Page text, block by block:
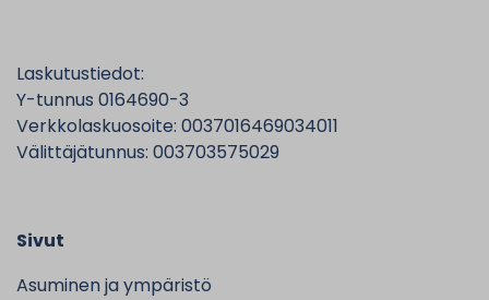
Laskutustiedot:
Y-tunnus 0164690-3
Verkkolaskuosoite: 0037016469034011
Välittäjätunnus: 003703575029
Sivut
Asuminen ja ympäristö